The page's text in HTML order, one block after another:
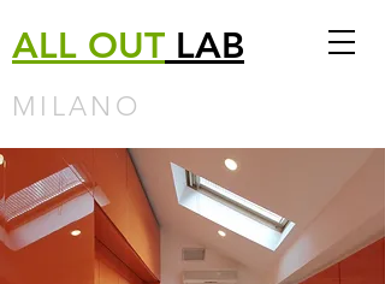
ALL OUT LAB
MILANO